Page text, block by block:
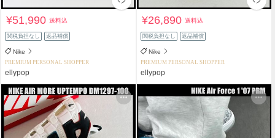
¥51,990送料込
関税負担なし 返品補償
Nike
PREMIUM PERSONAL SHOPPER
ellypop
¥26,890送料込
関税負担なし 返品補償
Nike
PREMIUM PERSONAL SHOPPER
ellypop